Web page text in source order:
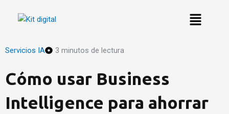
Servicios IA 3 minutos de lectura
Cómo usar Business
Intelligence para ahorrar